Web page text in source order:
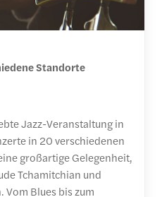
Standorte
Jazz-Veranstaltung in
in 20 verschiedenen
großartige Gelegenheit,
Tchamitchian und
Vom Blues bis zum